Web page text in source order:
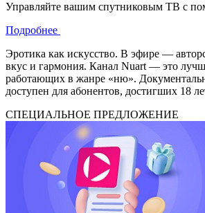
Управляйте вашим спутниковым ТВ с
Подробнее
Эротика как искусство. В эфире —
вкус и гармония. Канал Nuart — это
работающих в жанре «ню».
доступен для абонентов, достигших 18
СПЕЦИАЛЬНОЕ ПРЕДЛОЖЕНИЕ